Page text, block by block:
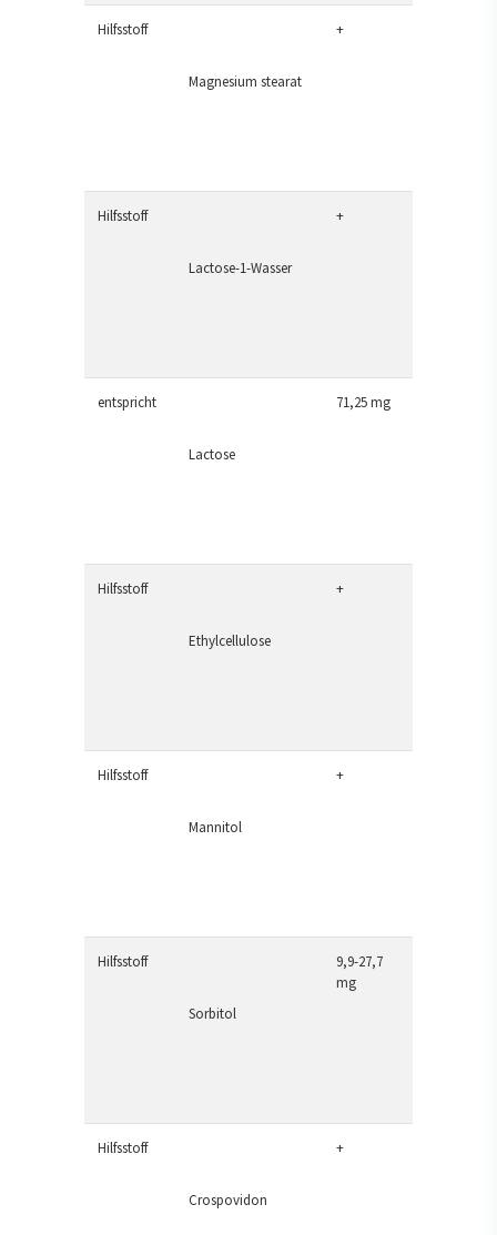
Hilfsstoff
Magnesium stearat
+
Hilfsstoff
Lactose-1-Wasser
+
entspricht
Lactose
71,25 mg
Hilfsstoff
Ethylcellulose
+
Hilfsstoff
Mannitol
+
Hilfsstoff
Sorbitol
9,9-27,7
mg
Hilfsstoff
Crospovidon
+